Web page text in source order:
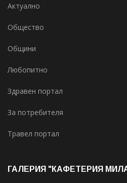
Актуално
Общество
Общини
Любопитно
Здравен портал
За потребителя
Травел портал
ГАЛЕРИЯ "КАФЕТЕРИЯ